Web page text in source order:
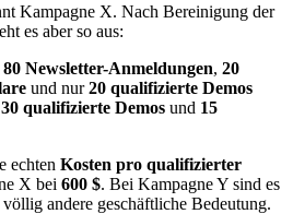
Kampagne X. Nach Bereinigung der
es aber so aus:
80 Newsletter-Anmeldungen, 20
und nur20 qualifizierte Demos
30 qualifizierte Demos und 15
echten Kosten pro qualifizierter
X bei 600 $. Bei Kampagne Y sind es
andere geschäftliche Bedeutung.